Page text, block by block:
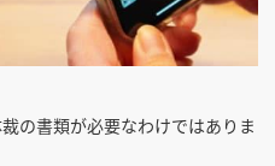
の書類が必要なわけではありま